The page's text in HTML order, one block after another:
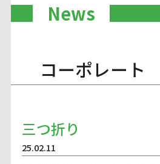
News
コーポレート
三つ折り
25.02.11